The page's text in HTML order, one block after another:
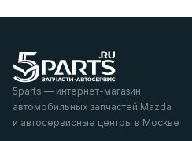
5parts — интернет-магазин
автомобильных запчастей Mazda
и автосервисные центры в Москве